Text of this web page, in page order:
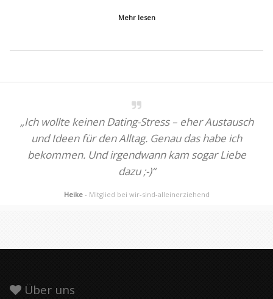
Mehr lesen
„Ich wollte keinen Dating-Stress – eher Austausch
und Ideen für den Alltag. Genau das habe ich
bekommen. Und irgendwann kam sogar Liebe
dazu ;-)“
Heike - Mitglied bei wir-sind-alleinerziehend
Über uns